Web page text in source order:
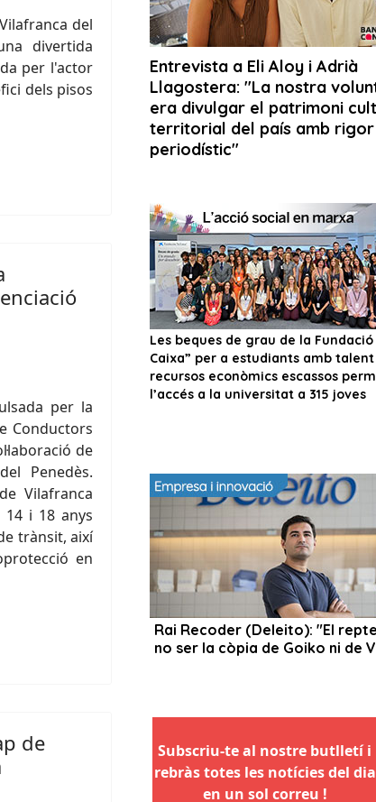
del
divertida
per l'actor
dels pisos
per la
Conductors
de
Penedès.
Vilafranca
14 i 18 anys
trànsit, així
en
de
Subscriu-te al nostre butlletí i
rebràs totes les notícies del dia
en un sol correu !